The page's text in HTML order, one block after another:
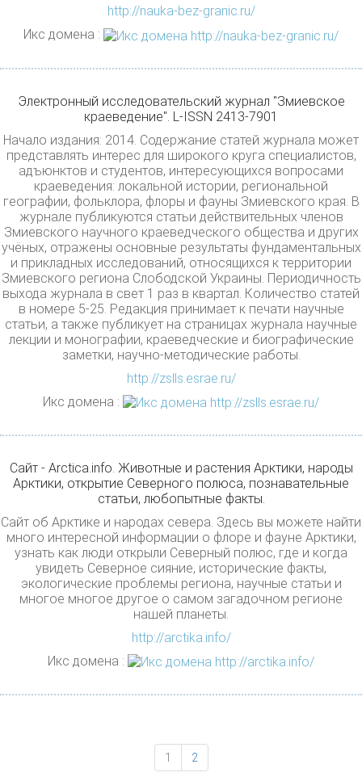
http://nauka-bez-granic.ru/
Икс домена :
Электронный исследовательский журнал "Змиевское
краеведение". L-ISSN 2413-7901
Начало издания: 2014. Содержание статей журнала может
представлять интерес для широкого круга специалистов,
адъюнктов и студентов, интересующихся вопросами
краеведения: локальной истории, региональной
географии, фольклора, флоры и фауны Змиевского края. В
журнале публикуются статьи действительных членов
Змиевского научного краеведческого общества и других
учёных, отражены основные результаты фундаментальных
и прикладных исследований, относящихся к территории
Змиевского региона Слободской Украины. Периодичность
выхода журнала в свет 1 раз в квартал. Количество статей
в номере 5-25. Редакция принимает к печати научные
статьи, а также публикует на страницах журнала научные
лекции и монографии, краеведческие и биографические
заметки, научно-методические работы.
http://zslls.esrae.ru/
Икс домена :
Сайт - Arctica.info. Животные и растения Арктики, народы
Арктики, открытие Северного полюса, познавательные
статьи, любопытные факты.
Сайт об Арктике и народах севера. Здесь вы можете найти
много интересной информации о флоре и фауне Арктики,
узнать как люди открыли Северный полюс, где и когда
увидеть Северное сияние, исторические факты,
экологические проблемы региона, научные статьи и
многое многое другое о самом загадочном регионе
нашей планеты.
http://arctika.info/
Икс домена :
1 2